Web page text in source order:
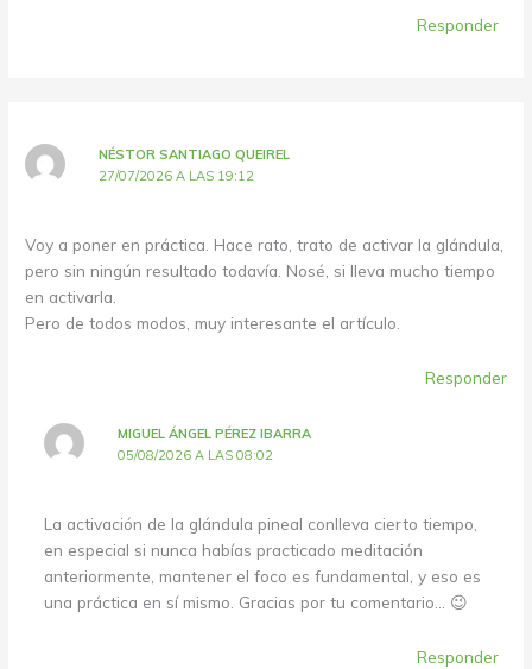
Responder
NÉSTOR SANTIAGO QUEIREL
27/07/2026 A LAS 19:12
Voy a poner en práctica. Hace rato, trato de activar la glándula,
pero sin ningún resultado todavía. Nosé, si lleva mucho tiempo
en activarla.
Pero de todos modos, muy interesante el artículo.
Responder
MIGUEL ÁNGEL PÉREZ IBARRA
05/08/2026 A LAS 08:02
La activación de la glándula pineal conlleva cierto tiempo,
en especial si nunca habías practicado meditación
anteriormente, mantener el foco es fundamental, y eso es
una práctica en sí mismo. Gracias por tu comentario… 😉
Responder